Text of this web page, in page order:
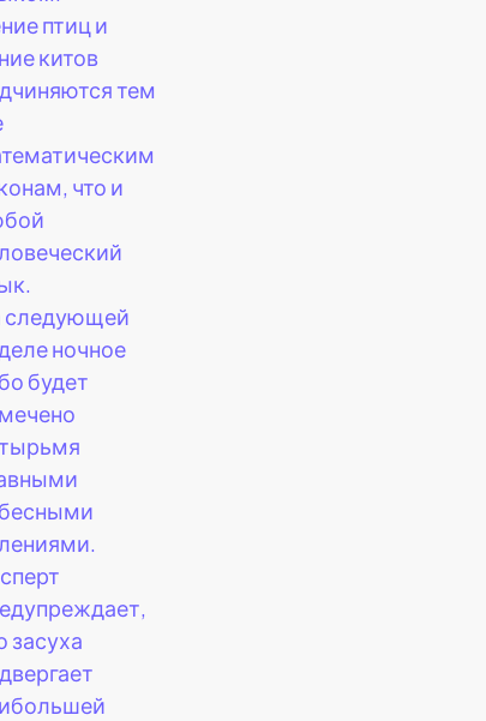
птиц и
китов
тем
что и
следующей
ночное
будет
засуха